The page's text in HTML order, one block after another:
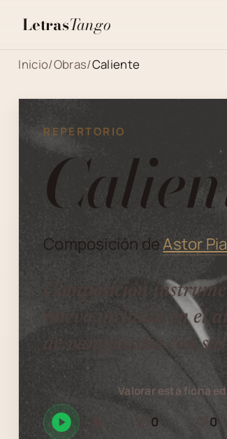
LetrasTango
Inicio/Obras/Caliente
REPERTORIO
Composición deAstor
Composición
nuevo incluida en el
de vanguardia con
ReproducirGUARDAR
Valorar esta ficha
Está
0 0